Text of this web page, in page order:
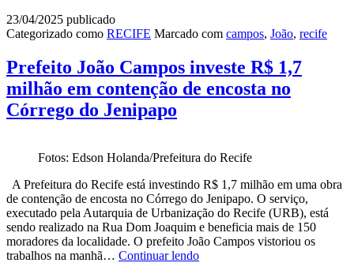
do
e
implanta
geomanta
23/04/2025 publicado
Categorizado como RECIFE Marcado com campos, João, recife
Prefeito João Campos investe R$ 1,7
milhão em contenção de encosta no
Córrego do Jenipapo
Fotos: Edson Holanda/Prefeitura do Recife
A Prefeitura do Recife está investindo R$ 1,7 milhão em uma obra
de contenção de encosta no Córrego do Jenipapo. O serviço,
executado pela Autarquia de Urbanização do Recife (URB), está
sendo realizado na Rua Dom Joaquim e beneficia mais de 150
moradores da localidade. O prefeito João Campos vistoriou os
trabalhos na manhã… Continuar lendoPrefeito